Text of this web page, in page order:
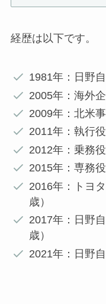
経歴は以下です。
1981年：日野
2005年：海外
2009年：北米
2011年：執行役
2012年：乗務役
2015年：専務役
2016年：トヨ
歳）
2017年：日野
歳）
2021年：日野